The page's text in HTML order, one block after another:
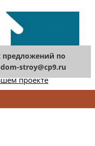
проекте
по
stroy@cp9.ru